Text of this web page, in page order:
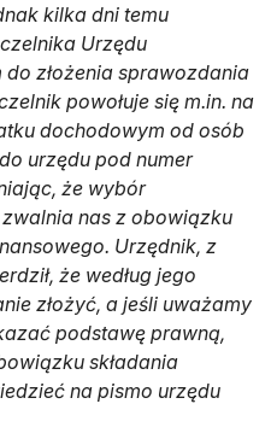
kilka dni temu
Urzędu
złożenia sprawozdania
powołuje się m.in. na
dochodowym od osób
urzędu pod numer
że wybór
nas z obowiązku
Urzędnik, z
że według jego
złożyć, a jeśli uważamy
podstawę prawną,
składania
na pismo urzędu